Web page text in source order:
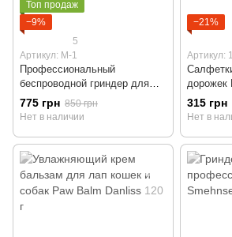
Топ продаж
−9%
5
Артикул: M-1
Профессиональный
беспроводной гриндер для
когтей Smehnser M1
775 грн 850 грн
Нет в наличии
−21%
Артикул:
дорожек
для
315 грн
Нет в